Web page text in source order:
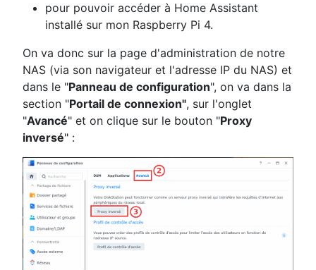
pour pouvoir accéder à Home Assistant
installé sur mon Raspberry Pi 4.
On va donc sur la page d'administration de notre
NAS (via son navigateur et l'adresse IP du NAS) et
dans le "Panneau de configuration", on va dans la
section "Portail de connexion", sur l'onglet
"Avancé" et on clique sur le bouton "Proxy
inversé" :